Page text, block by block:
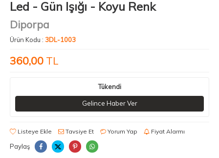
Led - Gün Işığı - Koyu Renk
Diporpa
Ürün Kodu : 3DL-1003
360,00 TL
Tükendi
Gelince Haber Ver
Listeye Ekle Tavsiye Et Yorum Yap Fiyat Alarmı
Paylaş